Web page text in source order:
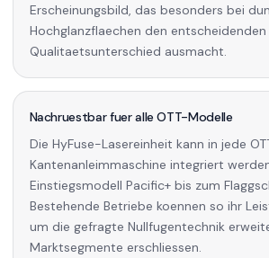
Erscheinungsbild, das besonders bei
Hochglanzflaechen den entscheidenden
Qualitaetsunterschied ausmacht.
Nachruestbar fuer alle OTT-Modelle
Die HyFuse-Lasereinheit kann in jede
Kantenanleimmaschine integriert
Einstiegsmodell Pacific+ bis zum
Bestehende Betriebe koennen so ihr
um die gefragte Nullfugentechnik
Marktsegmente erschliessen.